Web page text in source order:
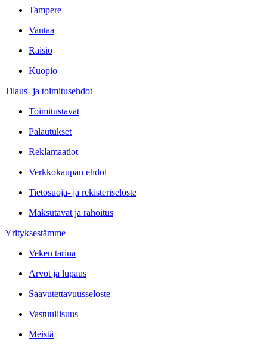
Tampere
Vantaa
Raisio
Kuopio
Tilaus- ja toimitusehdot
Toimitustavat
Palautukset
Reklamaatiot
Verkkokaupan ehdot
Tietosuoja- ja rekisteriseloste
Maksutavat ja rahoitus
Yrityksestämme
Veken tarina
Arvot ja lupaus
Saavutettavuusseloste
Vastuullisuus
Meistä